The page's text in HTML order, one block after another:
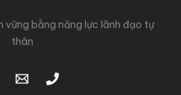
vững bằng năng lực lãnh đạo tự
thân